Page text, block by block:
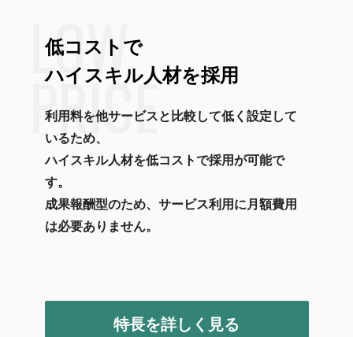
LOW
PRICE
低コストで
ハイスキル人材を採用
利用料を他サービスと比較して低く設定して
いるため、
ハイスキル人材を低コストで採用が可能で
す。
成果報酬型のため、サービス利用に月額費用
は必要ありません。
特長を詳しく見る